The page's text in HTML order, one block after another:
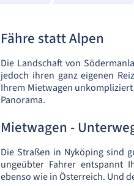
Fähre statt Alpen
Die Landschaft von
jedoch ihren ganz eigenen
Ihrem Mietwagen
Panorama.
Mietwagen -
Die Straßen in Nyköping sind
ungeübter Fahrer entspannt
ebenso wie in Österreich. Und